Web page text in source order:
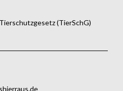
(TierSchG)